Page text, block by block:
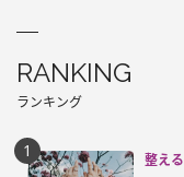
RANKING
ランキング
整える